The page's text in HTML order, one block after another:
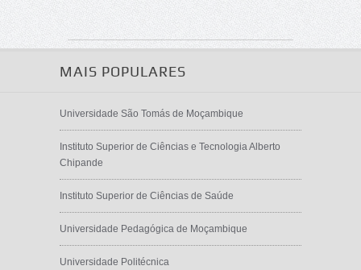
MAIS POPULARES
Universidade São Tomás de Moçambique
Instituto Superior de Ciências e Tecnologia Alberto
Chipande
Instituto Superior de Ciências de Saúde
Universidade Pedagógica de Moçambique
Universidade Politécnica